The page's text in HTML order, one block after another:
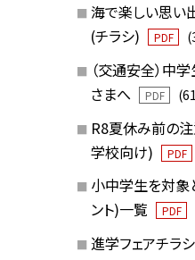
海で楽しい思い
(チラシ)
PDF
（交通安全）中
さまへ
PDF
R8夏休み前の
学校向け)
PDF
小中学生を対象
ント)一覧
PDF
進学フェアチラシ